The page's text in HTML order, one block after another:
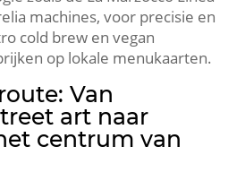
machines, voor precisie en
cold brew en vegan
op lokale menukaarten.​
Van
art naar
centrum van